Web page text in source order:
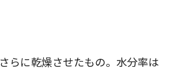
らに乾燥させたもの。水分率は